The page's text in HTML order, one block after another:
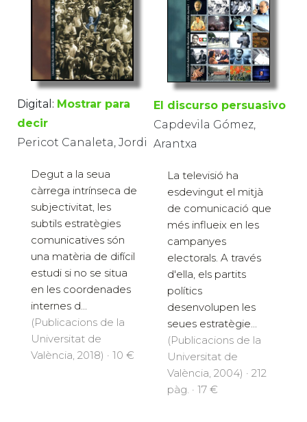
Digital: Mostrar para
decir
Pericot Canaleta, Jordi
Degut a la seua
càrrega intrínseca de
subjectivitat, les
subtils estratègies
comunicatives són
una matèria de difícil
estudi si no se situa
en les coordenades
internes d...
(Publicacions de la
Universitat de
València, 2018) · 10 €
El discurso persuasivo
Capdevila Gómez,
Arantxa
La televisió ha
esdevingut el mitjà
de comunicació que
més influeix en les
campanyes
electorals. A través
d'ella, els partits
polítics
desenvolupen les
seues estratègie...
(Publicacions de la
Universitat de
València, 2004) · 212
pàg. · 17 €